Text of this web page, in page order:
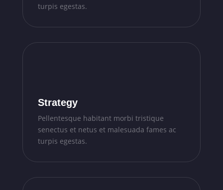
turpis egestas.
Strategy
Pellentesque habitant morbi tristique
senectus et netus et malesuada fames ac
turpis egestas.